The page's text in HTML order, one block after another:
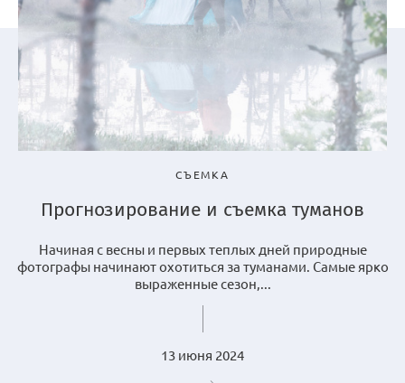
СЪЕМКА
Прогнозирование и съемка туманов
Начиная с весны и первых теплых дней природные
фотографы начинают охотиться за туманами. Самые ярко
выраженные сезон,...
13 июня 2024